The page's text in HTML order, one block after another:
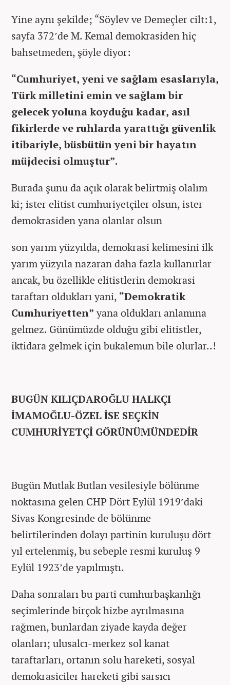
Yine aynı şekilde; “Söylev ve Demeçler cilt:1,
sayfa 372’de M. Kemal demokrasiden hiç
bahsetmeden, şöyle diyor:
“Cumhuriyet, yeni ve sağlam esaslarıyla,
Türk milletini emin ve sağlam bir
gelecek yoluna koyduğu kadar, asıl
fikirlerde ve ruhlarda yarattığı güvenlik
itibariyle, büsbütün yeni bir hayatın
müjdecisi olmuştur”.
Burada şunu da açık olarak belirtmiş olalım
ki; ister elitist cumhuriyetçiler olsun, ister
demokrasiden yana olanlar olsun
son yarım yüzyılda, demokrasi kelimesini ilk
yarım yüzyıla nazaran daha fazla kullanırlar
ancak, bu özellikle elitistlerin demokrasi
taraftarı oldukları yani, “Demokratik
Cumhuriyetten”yana oldukları anlamına
gelmez. Günümüzde olduğu gibi elitistler,
iktidara gelmek için bukalemun bile olurlar..!
BUGÜN KILIÇDAROĞLU HALKÇI
İMAMOĞLU-ÖZEL İSE SEÇKİN
CUMHURİYETÇİ GÖRÜNÜMÜNDEDİR
Bugün Mutlak Butlan vesilesiyle bölünme
noktasına gelen CHP Dört Eylül 1919’daki
Sivas Kongresinde de bölünme
belirtilerinden dolayı partinin kuruluşu dört
yıl ertelenmiş, bu sebeple resmi kuruluş 9
Eylül 1923’de yapılmıştı.
Daha sonraları bu parti cumhurbaşkanlığı
seçimlerinde birçok hizbe ayrılmasına
rağmen, bunlardan ziyade kayda değer
olanları; ulusalcı-merkez sol kanat
taraftarları, ortanın solu hareketi, sosyal
demokrasiciler hareketi gibi sarsıcı